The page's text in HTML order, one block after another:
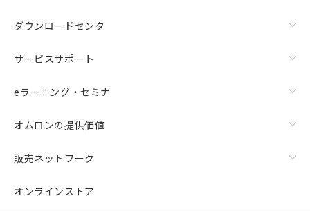
ダウンロードセンタ
サービスサポート
eラーニング・セミナ
オムロンの提供価値
販売ネットワーク
オンラインストア